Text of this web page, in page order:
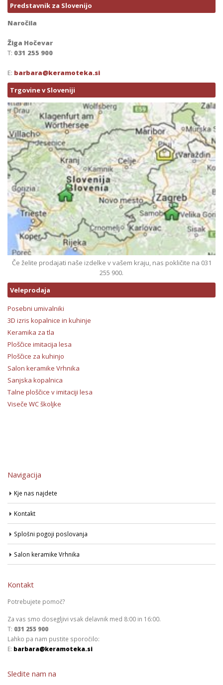
Predstavnik za Slovenijo
Naročila
Žiga Hočevar
T: 031 255 900
E: barbara@keramoteka.si
Trgovine v Sloveniji
Če želite prodajati naše izdelke v vašem kraju, nas pokličite na 031
255 900.
Veleprodaja
Posebni umivalniki
3D izris kopalnice in kuhinje
Keramika za tla
Ploščice imitacija lesa
Ploščice za kuhinjo
Salon keramike Vrhnika
Sanjska kopalnica
Talne ploščice v imitaciji lesa
Viseče WC školjke
Navigacija
Kje nas najdete
Kontakt
Splošni pogoji poslovanja
Salon keramike Vrhnika
Kontakt
Potrebujete pomoč?
Za vas smo dosegljivi vsak delavnik med 8:00 in 16:00.
T: 031 255 900
Lahko pa nam pustite sporočilo:
E: barbara@keramoteka.si
Sledite nam na